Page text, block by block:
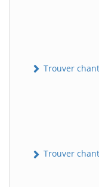
Trouver
Trouver